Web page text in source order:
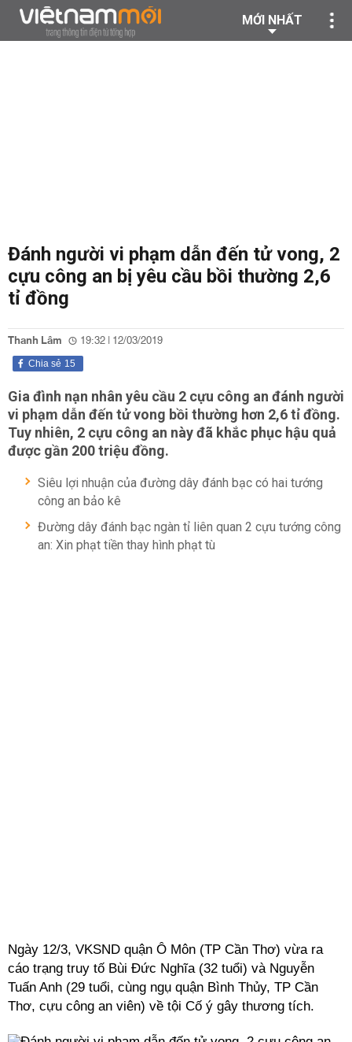
MỚI NHẤT
Đánh người vi phạm dẫn đến tử vong, 2
cựu công an bị yêu cầu bồi thường 2,6
tỉ đồng
Thanh Lâm 19:32 | 12/03/2019
15
Chia sẻ
Gia đình nạn nhân yêu cầu 2 cựu công an đánh người
vi phạm dẫn đến tử vong bồi thường hơn 2,6 tỉ đồng.
Tuy nhiên, 2 cựu công an này đã khắc phục hậu quả
được gần 200 triệu đồng.
Siêu lợi nhuận của đường dây đánh bạc có hai tướng
công an bảo kê
Đường dây đánh bạc ngàn tỉ liên quan 2 cựu tướng công
an: Xin phạt tiền thay hình phạt tù
Ngày 12/3, VKSND quận Ô Môn (TP Cần Thơ) vừa ra
cáo trạng truy tố Bùi Đức Nghĩa (32 tuổi) và Nguyễn
Tuấn Anh (29 tuổi, cùng ngụ quận Bình Thủy, TP Cần
Thơ, cựu công an viên) về tội Cố ý gây thương tích.